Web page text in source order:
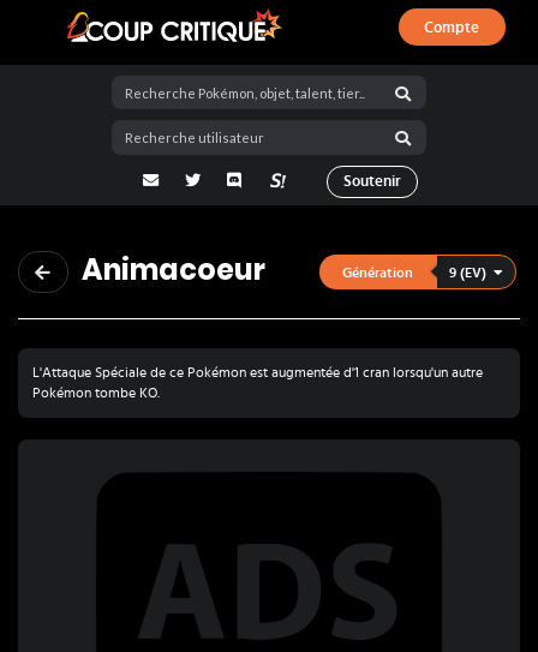
Coup Critique
Compte
adresse email
Twitter Discord La Salty Room sur Pokémon
Soutenir
Animacoeur Génération 9 (EV)
L'Attaque Spéciale de ce Pokémon est augmentée d'1 cran lorsqu'un autre
Pokémon tombe KO.